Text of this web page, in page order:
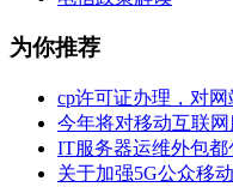
为你推荐
cp许可证办理，对
今年将对移动互联
IT服务器运维外包都
关于加强5G公众移